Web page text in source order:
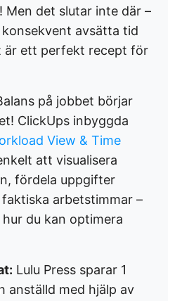
Men det slutar inte där –
avsätta tid
är ett perfekt recept för
på jobbet börjar
ClickUps inbyggda
View & Time
att visualisera
fördela uppgifter
arbetstimmar –
du kan optimera
Lulu Press sparar 1
anställd med hjälp av